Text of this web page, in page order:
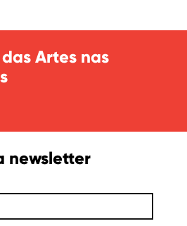
Artes nas
newsletter